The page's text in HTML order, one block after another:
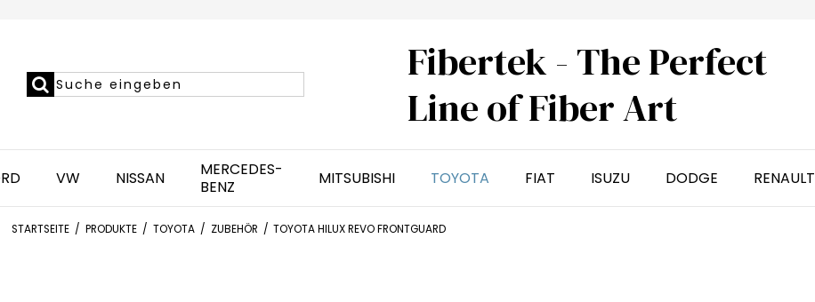
Fibertek - The Perfect
Line of Fiber Art
VW NISSAN
MERCEDES-
BENZ
MITSUBISHI TOYOTA FIAT ISUZU DODGE RENAULT
STARTSEITE / PRODUKTE / TOYOTA / ZUBEHÖR / TOYOTA HILUX REVO FRONTGUARD